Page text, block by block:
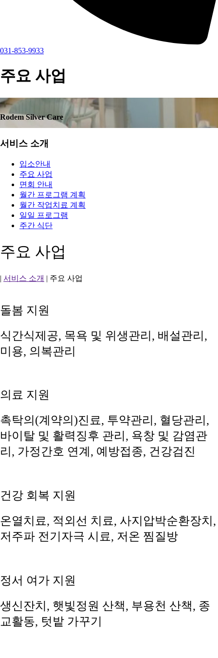
031-853-9933
주요 사업
Rodem Silver Care
서비스 소개
입소안내
주요 사업
면회 안내
월간 프로그램 계획
월간 작업치료 계획
일일 프로그램
주간 식단
주요 사업
| 서비스 소개 | 주요 사업
돌봄 지원
식간식제공, 목욕 및 위생관리, 배설관리,
미용, 의복관리
의료 지원
촉탁의(계약의)진료, 투약관리, 혈당관리,
바이탈 및 활력징후 관리, 욕창 및 감염관
리, 가정간호 연계, 예방접종, 건강검진
건강 회복 지원
온열치료, 적외선 치료, 사지압박순환장치,
저주파 전기자극 시료, 저온 찜질방
정서 여가 지원
생신잔치, 햇빛정원 산책, 부용천 산책, 종
교활동, 텃밭 가꾸기